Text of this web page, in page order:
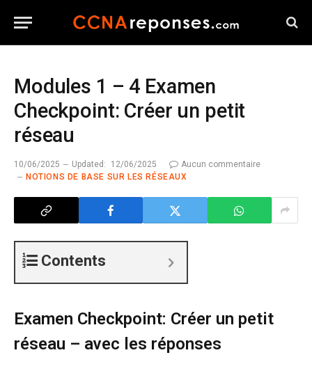
Modules 1 – 4 Examen
Checkpoint: Créer un petit
réseau
10/06/2025 Updated: 12/06/2025
Aucun commentaire
NOTIONS DE BASE SUR LES RÉSEAUX
Contents
Examen Checkpoint: Créer un petit
réseau – avec les réponses